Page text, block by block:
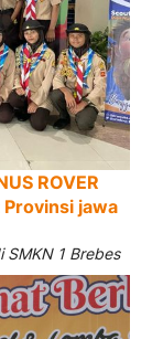
ROVER
Provinsi jawa
SMKN 1 Brebes